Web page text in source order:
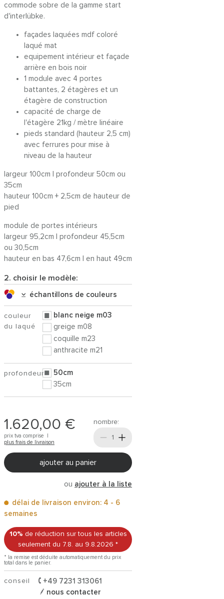
commode sobre de la gamme start
d'interlübke.
façades laquées mdf coloré
laqué mat
equipement intérieur et façade
arrière en bois noir
1 module avec 4 portes
battantes, 2 étagères et un
étagère de construction
capacité de charge de
l'étagère 21kg / mètre linéaire
pieds standard (hauteur 2,5 cm)
avec ferrures pour mise à
niveau de la hauteur
largeur 100cm | profondeur 50cm ou
35cm
hauteur 100cm + 2,5cm de hauteur de
pied
module de portes intérieurs
largeur 95,2cm | profondeur 45,5cm
ou 30,5cm
hauteur en bas 47,6cm | en haut 49cm
2. choisir le modèle:
échantillons de couleurs
couleur
du laqué
blanc neige m03
greige m08
coquille m23
anthracite m21
profondeur
50cm
35cm
1.620,00 €
prix tva comprise |
plus frais de livraison
nombre:
ajouter au panier
ou ajouter à la liste
délai de livraison environ: 4 - 6
semaines
10% de réduction sur tous les articles
seulement du 7.8. au 9.8.2026 *
* la remise est déduite automatiquement du prix
total dans le panier.
conseil
+49 7231 313061
nous contacter